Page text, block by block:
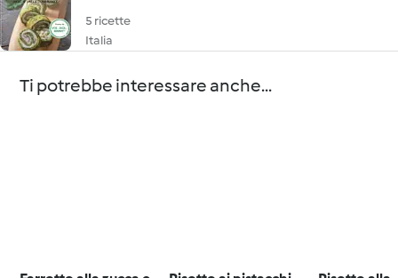
5 ricette
Italia
Ti potrebbe interessare anche...